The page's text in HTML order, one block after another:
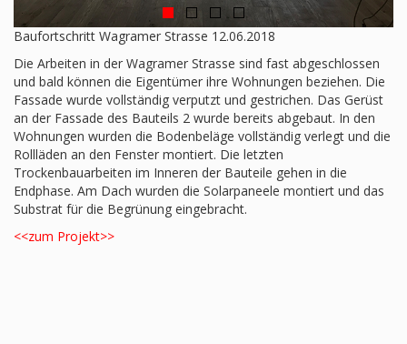
Baufortschritt Wagramer Strasse 12.06.2018
Die Arbeiten in der Wagramer Strasse sind fast abgeschlossen
und bald können die Eigentümer ihre Wohnungen beziehen. Die
Fassade wurde vollständig verputzt und gestrichen. Das Gerüst
an der Fassade des Bauteils 2 wurde bereits abgebaut. In den
Wohnungen wurden die Bodenbeläge vollständig verlegt und die
Rollläden an den Fenster montiert. Die letzten
Trockenbauarbeiten im Inneren der Bauteile gehen in die
Endphase. Am Dach wurden die Solarpaneele montiert und das
Substrat für die Begrünung eingebracht.
<<zum Projekt>>